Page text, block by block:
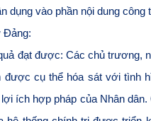
dụng vào phần nội dung công
Đảng:
đạt được: Các chủ trương,
được cụ thể hóa sát với tình
ích hợp pháp của Nhân dân.